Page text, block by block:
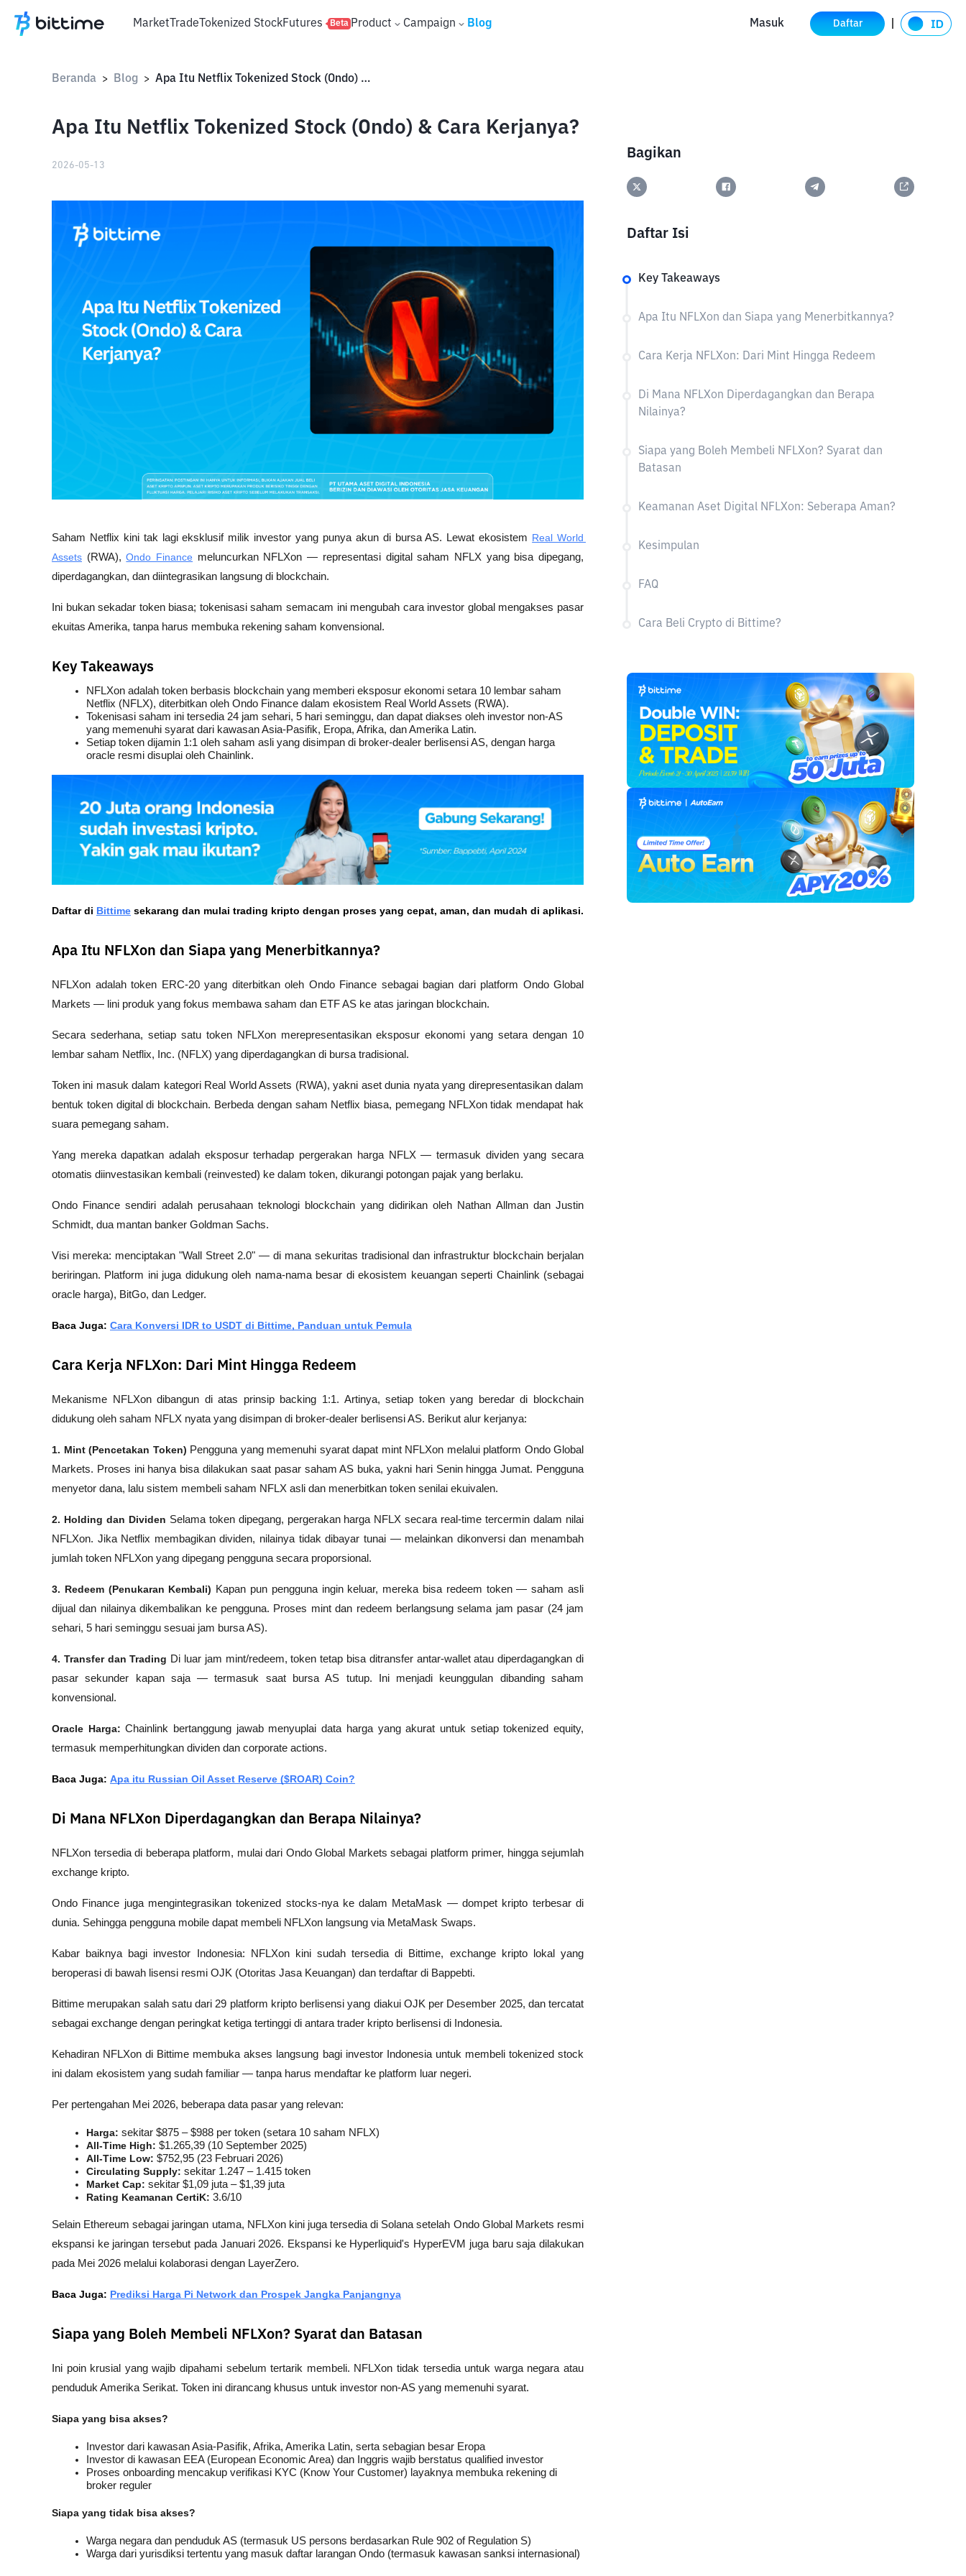
MarketTradeTokenized StockFutures Beta Product Campaign Blog Masuk Daftar
Beranda > Blog > Apa Itu Netflix Tokenized Stock (Ondo) & Cara Kerjanya?
Apa Itu Netflix Tokenized Stock (Ondo) & Cara Kerjanya?
2026-05-13
Saham Netflix kini tak lagi eksklusif milik investor yang punya akun di bursa AS. Lewat ekosistem Real World
Assets (RWA), Ondo Finance meluncurkan NFLXon — representasi digital saham NFLX yang bisa dipegang,
diperdagangkan, dan diintegrasikan langsung di blockchain.
Ini bukan sekadar token biasa; tokenisasi saham semacam ini mengubah cara investor global mengakses pasar
ekuitas Amerika, tanpa harus membuka rekening saham konvensional.
Key Takeaways
NFLXon adalah token berbasis blockchain yang memberi eksposur ekonomi setara 10 lembar saham
Netflix (NFLX), diterbitkan oleh Ondo Finance dalam ekosistem Real World Assets (RWA).
Tokenisasi saham ini tersedia 24 jam sehari, 5 hari seminggu, dan dapat diakses oleh investor non-AS
yang memenuhi syarat dari kawasan Asia-Pasifik, Eropa, Afrika, dan Amerika Latin.
Setiap token dijamin 1:1 oleh saham asli yang disimpan di broker-dealer berlisensi AS, dengan harga
oracle resmi disuplai oleh Chainlink.
Daftar di Bittime sekarang dan mulai trading kripto dengan proses yang cepat, aman, dan mudah di aplikasi.
Apa Itu NFLXon dan Siapa yang Menerbitkannya?
NFLXon adalah token ERC-20 yang diterbitkan oleh Ondo Finance sebagai bagian dari platform Ondo Global
Markets — lini produk yang fokus membawa saham dan ETF AS ke atas jaringan blockchain.
Secara sederhana, setiap satu token NFLXon merepresentasikan eksposur ekonomi yang setara dengan 10
lembar saham Netflix, Inc. (NFLX) yang diperdagangkan di bursa tradisional.
Token ini masuk dalam kategori Real World Assets (RWA), yakni aset dunia nyata yang direpresentasikan dalam
bentuk token digital di blockchain. Berbeda dengan saham Netflix biasa, pemegang NFLXon tidak mendapat hak
suara pemegang saham.
Yang mereka dapatkan adalah eksposur terhadap pergerakan harga NFLX — termasuk dividen yang secara
otomatis diinvestasikan kembali (reinvested) ke dalam token, dikurangi potongan pajak yang berlaku.
Ondo Finance sendiri adalah perusahaan teknologi blockchain yang didirikan oleh Nathan Allman dan Justin
Schmidt, dua mantan banker Goldman Sachs.
Visi mereka: menciptakan "Wall Street 2.0" — di mana sekuritas tradisional dan infrastruktur blockchain berjalan
beriringan. Platform ini juga didukung oleh nama-nama besar di ekosistem keuangan seperti Chainlink (sebagai
oracle harga), BitGo, dan Ledger.
Baca Juga: Cara Konversi IDR to USDT di Bittime, Panduan untuk Pemula
Cara Kerja NFLXon: Dari Mint Hingga Redeem
Mekanisme NFLXon dibangun di atas prinsip backing 1:1. Artinya, setiap token yang beredar di blockchain
didukung oleh saham NFLX nyata yang disimpan di broker-dealer berlisensi AS. Berikut alur kerjanya:
1. Mint (Pencetakan Token) Pengguna yang memenuhi syarat dapat mint NFLXon melalui platform Ondo Global
Markets. Proses ini hanya bisa dilakukan saat pasar saham AS buka, yakni hari Senin hingga Jumat. Pengguna
menyetor dana, lalu sistem membeli saham NFLX asli dan menerbitkan token senilai ekuivalen.
2. Holding dan Dividen Selama token dipegang, pergerakan harga NFLX secara real-time tercermin dalam nilai
NFLXon. Jika Netflix membagikan dividen, nilainya tidak dibayar tunai — melainkan dikonversi dan menambah
jumlah token NFLXon yang dipegang pengguna secara proporsional.
3. Redeem (Penukaran Kembali) Kapan pun pengguna ingin keluar, mereka bisa redeem token — saham asli
dijual dan nilainya dikembalikan ke pengguna. Proses mint dan redeem berlangsung selama jam pasar (24 jam
sehari, 5 hari seminggu sesuai jam bursa AS).
4. Transfer dan Trading Di luar jam mint/redeem, token tetap bisa ditransfer antar-wallet atau diperdagangkan di
pasar sekunder kapan saja — termasuk saat bursa AS tutup. Ini menjadi keunggulan dibanding saham
konvensional.
Oracle Harga: Chainlink bertanggung jawab menyuplai data harga yang akurat untuk setiap tokenized equity,
termasuk memperhitungkan dividen dan corporate actions.
Baca Juga: Apa itu Russian Oil Asset Reserve ($ROAR) Coin?
Di Mana NFLXon Diperdagangkan dan Berapa Nilainya?
NFLXon tersedia di beberapa platform, mulai dari Ondo Global Markets sebagai platform primer, hingga sejumlah
exchange kripto.
Ondo Finance juga mengintegrasikan tokenized stocks-nya ke dalam MetaMask — dompet kripto terbesar di
dunia. Sehingga pengguna mobile dapat membeli NFLXon langsung via MetaMask Swaps.
Kabar baiknya bagi investor Indonesia: NFLXon kini sudah tersedia di Bittime, exchange kripto lokal yang
beroperasi di bawah lisensi resmi OJK (Otoritas Jasa Keuangan) dan terdaftar di Bappebti.
Bittime merupakan salah satu dari 29 platform kripto berlisensi yang diakui OJK per Desember 2025, dan tercatat
sebagai exchange dengan peringkat ketiga tertinggi di antara trader kripto berlisensi di Indonesia.
Kehadiran NFLXon di Bittime membuka akses langsung bagi investor Indonesia untuk membeli tokenized stock
ini dalam ekosistem yang sudah familiar — tanpa harus mendaftar ke platform luar negeri.
Per pertengahan Mei 2026, beberapa data pasar yang relevan:
Harga: sekitar $875 – $988 per token (setara 10 saham NFLX)
All-Time High: $1.265,39 (10 September 2025)
All-Time Low: $752,95 (23 Februari 2026)
Circulating Supply: sekitar 1.247 – 1.415 token
Market Cap: sekitar $1,09 juta – $1,39 juta
Rating Keamanan CertiK: 3.6/10
Selain Ethereum sebagai jaringan utama, NFLXon kini juga tersedia di Solana setelah Ondo Global Markets resmi
ekspansi ke jaringan tersebut pada Januari 2026. Ekspansi ke Hyperliquid's HyperEVM juga baru saja dilakukan
pada Mei 2026 melalui kolaborasi dengan LayerZero.
Baca Juga: Prediksi Harga Pi Network dan Prospek Jangka Panjangnya
Siapa yang Boleh Membeli NFLXon? Syarat dan Batasan
Ini poin krusial yang wajib dipahami sebelum tertarik membeli. NFLXon tidak tersedia untuk warga negara atau
penduduk Amerika Serikat. Token ini dirancang khusus untuk investor non-AS yang memenuhi syarat.
Siapa yang bisa akses?
Investor dari kawasan Asia-Pasifik, Afrika, Amerika Latin, serta sebagian besar Eropa
Investor di kawasan EEA (European Economic Area) dan Inggris wajib berstatus qualified investor
Proses onboarding mencakup verifikasi KYC (Know Your Customer) layaknya membuka rekening di
broker reguler
Siapa yang tidak bisa akses?
Warga negara dan penduduk AS (termasuk US persons berdasarkan Rule 902 of Regulation S)
Warga dari yurisdiksi tertentu yang masuk daftar larangan Ondo (termasuk kawasan sanksi internasional)
Bagikan
Daftar Isi
Key Takeaways
Apa Itu NFLXon dan Siapa yang Menerbitkannya?
Cara Kerja NFLXon: Dari Mint Hingga Redeem
Di Mana NFLXon Diperdagangkan dan Berapa
Nilainya?
Siapa yang Boleh Membeli NFLXon? Syarat dan
Batasan
Keamanan Aset Digital NFLXon: Seberapa Aman?
Kesimpulan
FAQ
Cara Beli Crypto di Bittime?